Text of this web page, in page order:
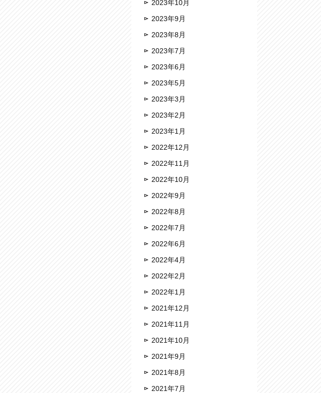
2023年10月
2023年9月
2023年8月
2023年7月
2023年6月
2023年5月
2023年3月
2023年2月
2023年1月
2022年12月
2022年11月
2022年10月
2022年9月
2022年8月
2022年7月
2022年6月
2022年4月
2022年2月
2022年1月
2021年12月
2021年11月
2021年10月
2021年9月
2021年8月
2021年7月